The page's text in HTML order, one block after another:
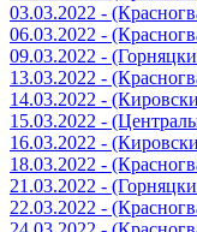
03.03.2022 -
06.03.2022 -
09.03.2022 -
13.03.2022 -
14.03.2022 -
15.03.2022 -
16.03.2022 -
18.03.2022 -
21.03.2022 -
22.03.2022 -